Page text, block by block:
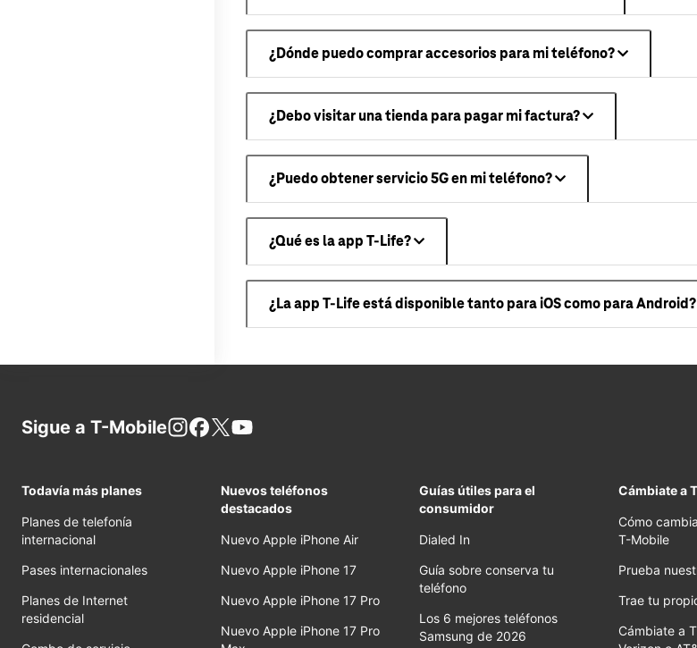
¿Dónde puedo comprar accesorios para mi teléfono?
¿Debo visitar una tienda para pagar mi factura?
¿Puedo obtener servicio 5G en mi teléfono?
¿Qué es la app T-Life?
¿La app T-Life está disponible tanto para iOS como para Android?